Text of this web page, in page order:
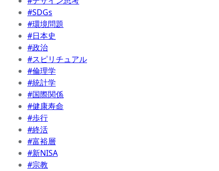
#SDGs
#環境問題
#日本史
#政治
#スピリチュアル
#倫理学
#統計学
#国際関係
#健康寿命
#歩行
#終活
#富裕層
#新NISA
#宗教